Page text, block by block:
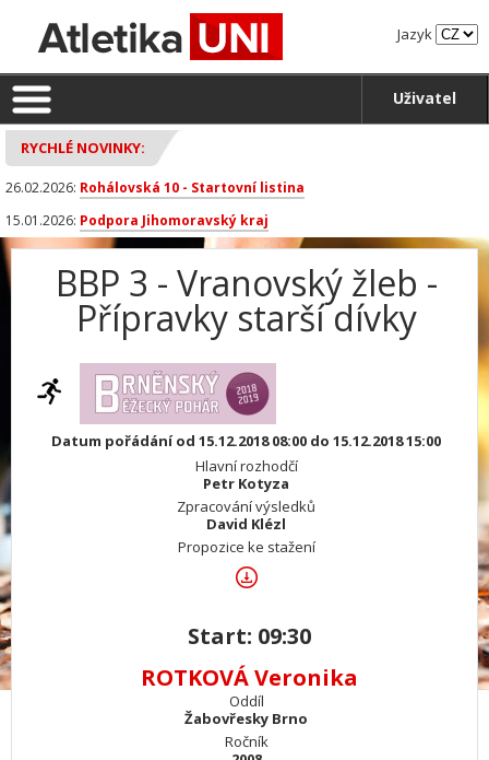
Jazyk
Uživatel
RYCHLÉ NOVINKY:
26.02.2026: Rohálovská 10 - Startovní listina
15.01.2026: Podpora Jihomoravský kraj
BBP 3 - Vranovský žleb -
Přípravky starší dívky
Datum pořádání od 15.12.2018 08:00 do 15.12.2018 15:00
Hlavní rozhodčí
Petr Kotyza
Zpracování výsledků
David Klézl
Propozice ke stažení
Start: 09:30
ROTKOVÁ Veronika
Oddíl
Žabovřesky Brno
Ročník